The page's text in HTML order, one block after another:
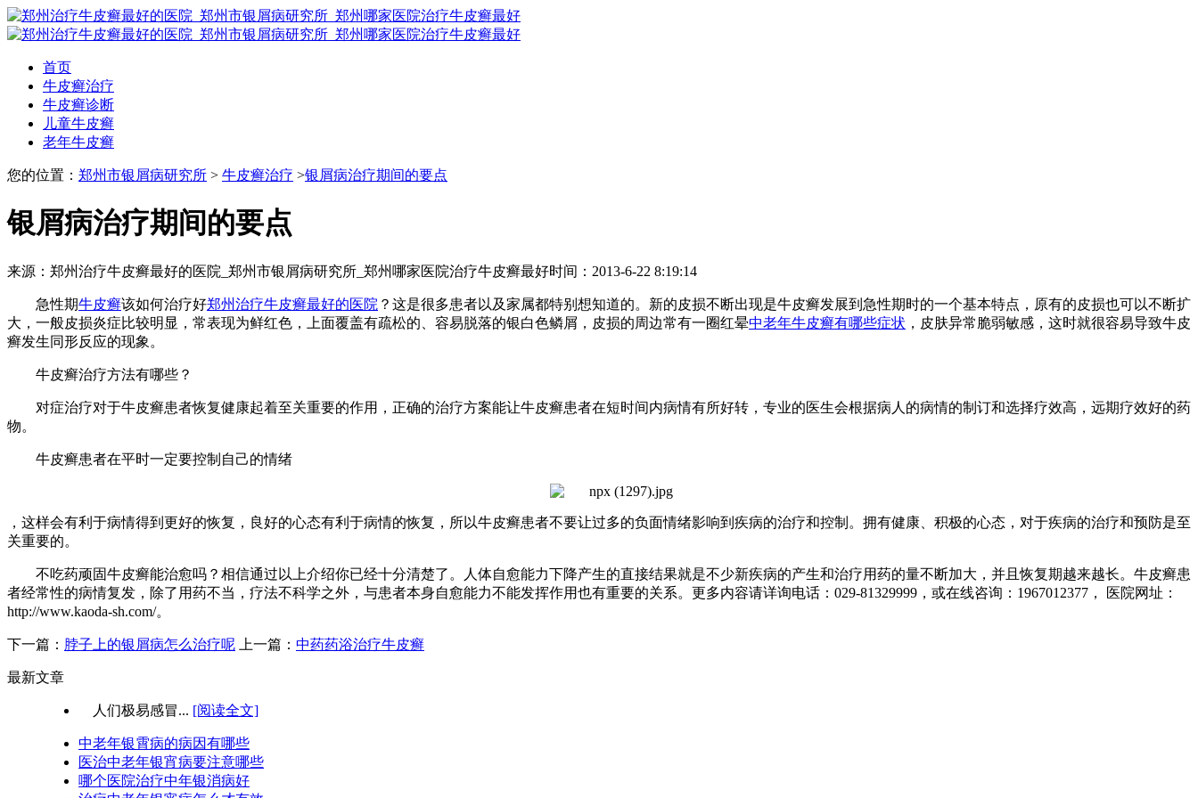
首页
牛皮癣治疗
牛皮癣诊断
儿童牛皮癣
老年牛皮癣
您的位置： 郑州市银屑病研究所 > 牛皮癣治疗 >银屑病治疗期间的要点
银屑病治疗期间的要点
来源：郑州治疗牛皮癣最好的医院_郑州市银屑病研究所_郑州哪家医院治疗牛皮癣最好时间：2013-6-22 8:19:14
急性期牛皮癣该如何治疗好郑州治疗牛皮癣最好的医院 ？这是很多患者以及家属都特别想知道的。新的皮损不断出现是牛皮癣发展到急性期时的一个基本特点，原有的皮损也可以不断扩
大，一般皮损炎症比较明显，常表现为鲜红色，上面覆盖有疏松的、容易脱落的银白色鳞屑，皮损的周边常有一圈红晕中老年牛皮癣有哪些症状 ，皮肤异常脆弱敏感，这时就很容易导致牛皮
癣发生同形反应的现象。
牛皮癣治疗方法有哪些？
对症治疗对于牛皮癣患者恢复健康起着至关重要的作用，正确的治疗方案能让牛皮癣患者在短时间内病情有所好转，专业的医生会根据病人的病情的制订和选择疗效高，远期疗效好的药
物。
牛皮癣患者在平时一定要控制自己的情绪
，这样会有利于病情得到更好的恢复，良好的心态有利于病情的恢复，所以牛皮癣患者不要让过多的负面情绪影响到疾病的治疗和控制。拥有健康、积极的心态，对于疾病的治疗和预防是至
关重要的。
不吃药顽固牛皮癣能治愈吗？相信通过以上介绍你已经十分清楚了。人体自愈能力下降产生的直接结果就是不少新疾病的产生和治疗用药的量不断加大，并且恢复期越来越长。牛皮癣患
者经常性的病情复发，除了用药不当，疗法不科学之外，与患者本身自愈能力不能发挥作用也有重要的关系。更多内容请详询电话：029-81329999，或在线咨询：1967012377， 医院网址：
http://www.kaoda-sh.com/。
下一篇： 脖子上的银屑病怎么治疗呢 上一篇： 中药药浴治疗牛皮癣
最新文章
人们极易感冒... [阅读全文]
中老年银霄病的病因有哪些
医治中老年银宵病要注意哪些
哪个医院治疗中年银消病好